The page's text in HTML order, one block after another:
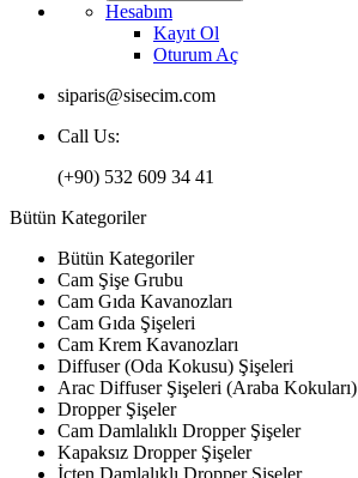
Hesabım
Kayıt Ol
Oturum Aç
siparis@sisecim.com
Call Us:
(+90) 532 609 34 41
Bütün Kategoriler
Bütün Kategoriler
Cam Şişe Grubu
Cam Gıda Kavanozları
Cam Gıda Şişeleri
Cam Krem Kavanozları
Diffuser (Oda Kokusu) Şişeleri
Arac Diffuser Şişeleri (Araba Kokuları)
Dropper Şişeler
Cam Damlalıklı Dropper Şişeler
Kapaksız Dropper Şişeler